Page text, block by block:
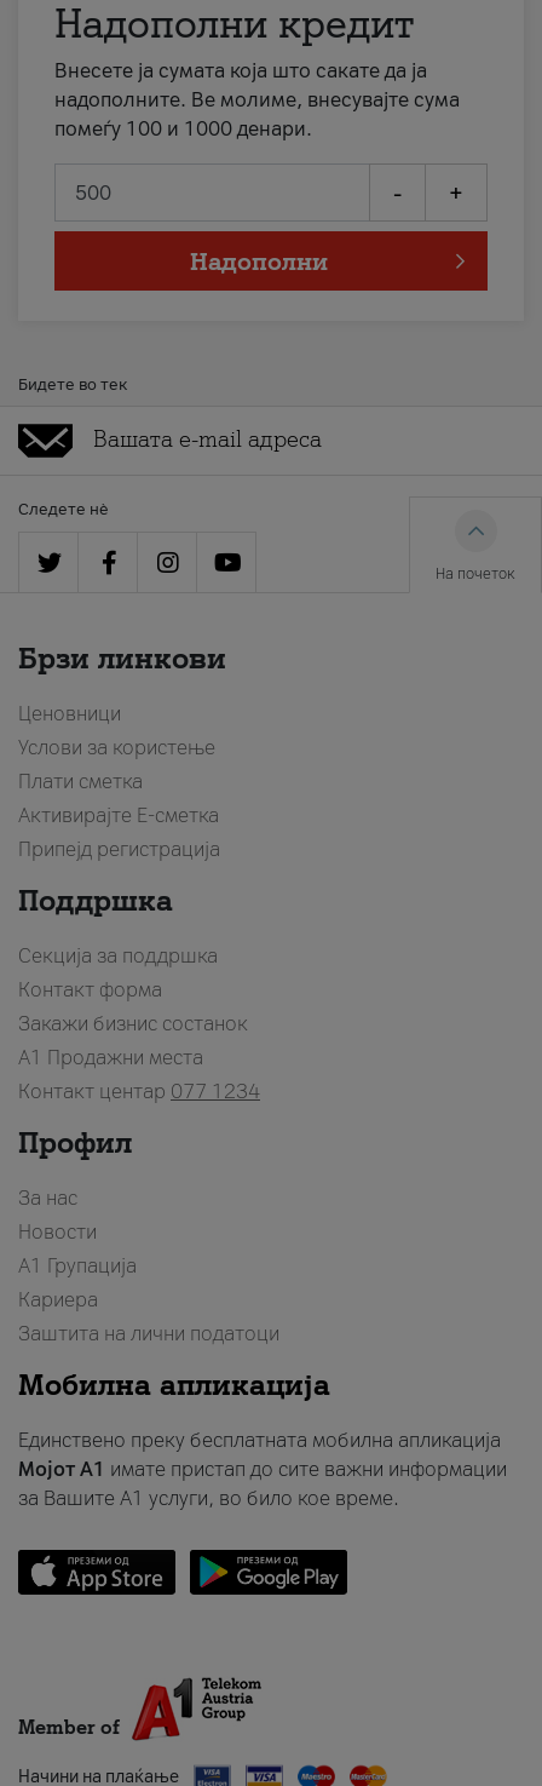
Надополни кредит
Внесете ја сумата која што сакате да ја
надополните. Ве молиме, внесувајте сума
помеѓу 100 и 1000 денари.
- +
Надополни
Бидете во тек
Следете нè
На почеток
Брзи линкови
Ценовници
Услови за користење
Плати сметка
Активирајте Е-сметка
Припејд регистрација
Поддршка
Секција за поддршка
Контакт форма
Закажи бизнис состанок
A1 Продажни места
Контакт центар 077 1234
Профил
За нас
Новости
А1 Групација
Кариера
Заштита на лични податоци
Мобилна апликација
Единствено преку бесплатната мобилна апликација
Мојот A1 имате пристап до сите важни информации
за Вашите A1 услуги, во било кое време.
Member of
Начини на плаќање